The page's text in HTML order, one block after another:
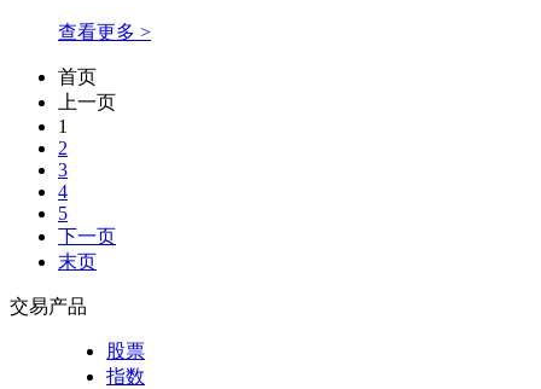
查看更多 >
首页
上一页
1
2
3
4
5
下一页
末页
交易产品
股票
指数